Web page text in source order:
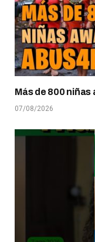
Más de 800 niñas
07/08/2026